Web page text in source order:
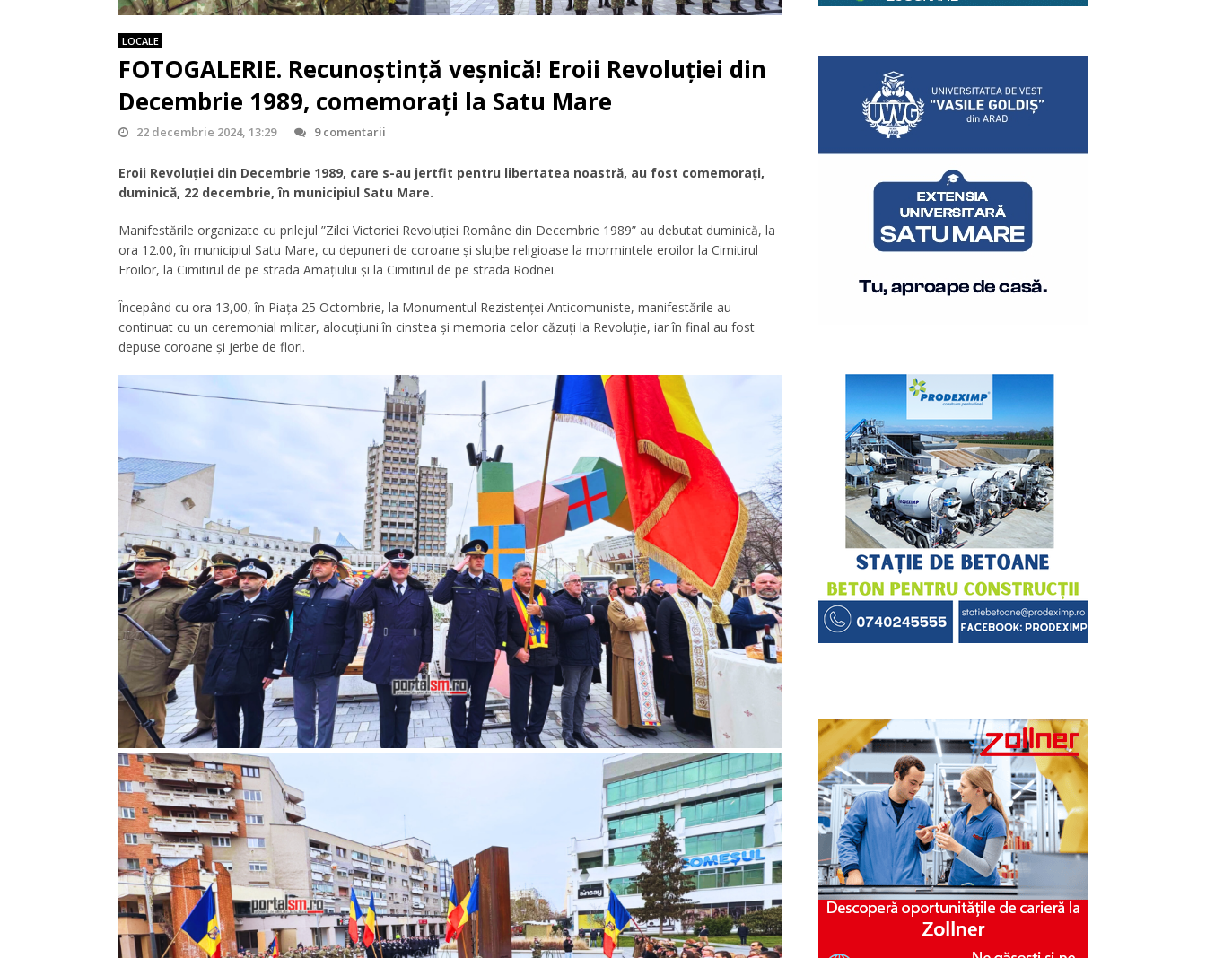
LOCALE
FOTOGALERIE. Recunoștință veșnică! Eroii Revoluției din
Decembrie 1989, comemorați la Satu Mare
22 decembrie 2024, 13:29 9 comentarii
Eroii Revoluției din Decembrie 1989, care s-au jertfit pentru libertatea noastră, au fost comemorați,
duminică, 22 decembrie, în municipiul Satu Mare.
Manifestările organizate cu prilejul ”Zilei Victoriei Revoluției Române din Decembrie 1989” au debutat duminică, la
ora 12.00, în municipiul Satu Mare, cu depuneri de coroane și slujbe religioase la mormintele eroilor la Cimitirul
Eroilor, la Cimitirul de pe strada Amațiului și la Cimitirul de pe strada Rodnei.
Începând cu ora 13,00, în Piața 25 Octombrie, la Monumentul Rezistenței Anticomuniste, manifestările au
continuat cu un ceremonial militar, alocuțiuni în cinstea și memoria celor căzuți la Revoluție, iar în final au fost
depuse coroane și jerbe de flori.